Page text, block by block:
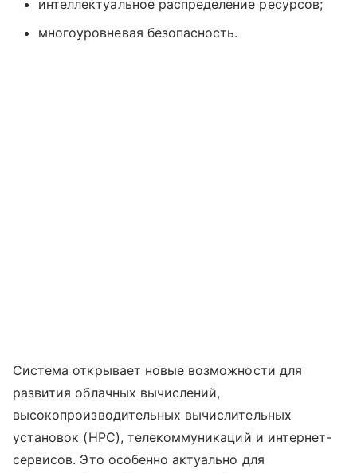
интеллектуальное распределение ресурсов;
многоуровневая безопасность.
Система открывает новые возможности для
развития облачных вычислений,
высокопроизводительных вычислительных
установок (HPC), телекоммуникаций и интернет-
сервисов. Это особенно актуально для